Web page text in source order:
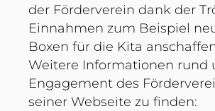
der Förderverein dank der
Einnahmen zum Beispiel
Boxen für die Kita
Weitere Informationen rund
Engagement des
seiner Webseite zu finden: